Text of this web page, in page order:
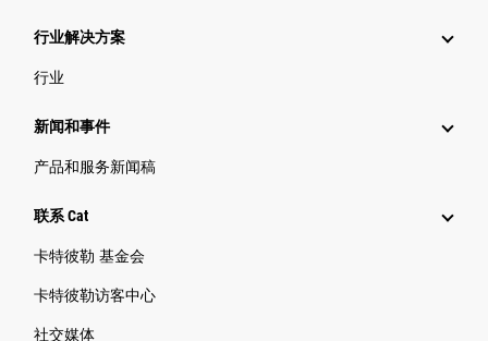
行业解决方案
行业
新闻和事件
产品和服务新闻稿
联系 Cat
卡特彼勒 基金会
卡特彼勒访客中心
社交媒体